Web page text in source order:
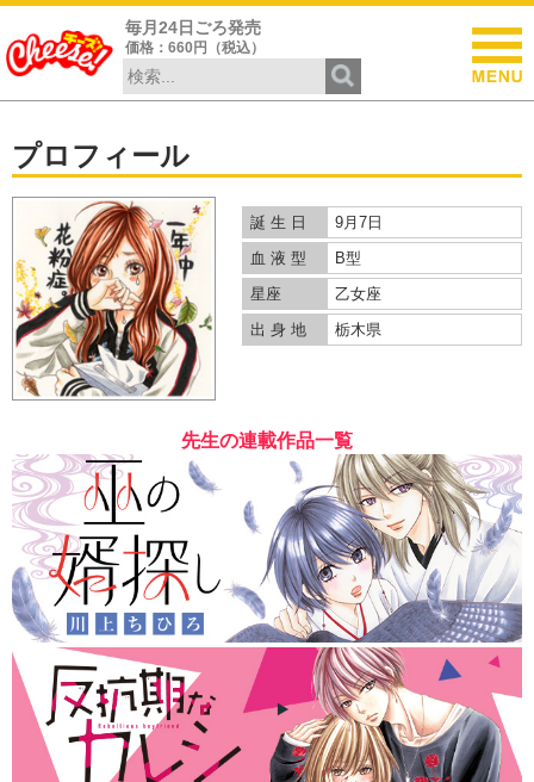
毎月24日ごろ発売
価格：660円（税込）
プロフィール
誕 生 日
9月7日
血 液 型
B型
星座
乙女座
出 身 地
栃木県
先生の連載作品一覧